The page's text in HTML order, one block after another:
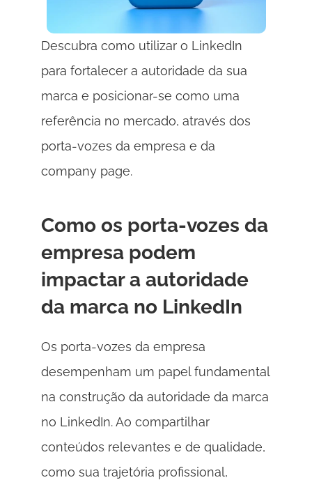
Descubra como utilizar o LinkedIn
para fortalecer a autoridade da sua
marca e posicionar-se como uma
referência no mercado, através dos
porta-vozes da empresa e da
company page.
Como os porta-vozes da
empresa podem
impactar a autoridade
da marca no LinkedIn
Os porta-vozes da empresa
desempenham um papel fundamental
na construção da autoridade da marca
no LinkedIn. Ao compartilhar
conteúdos relevantes e de qualidade,
como sua trajetória profissional,